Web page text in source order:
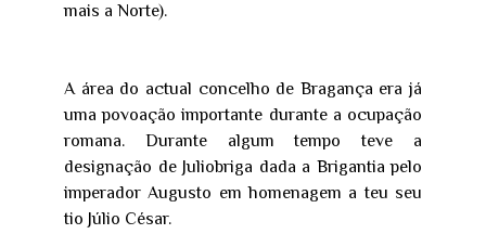
mais a Norte).
A área do actual concelho de Bragança era já
uma povoação importante durante a ocupação
romana. Durante algum tempo teve a
designação de Juliobriga dada a Brigantia pelo
imperador Augusto em homenagem a teu seu
tio Júlio César.